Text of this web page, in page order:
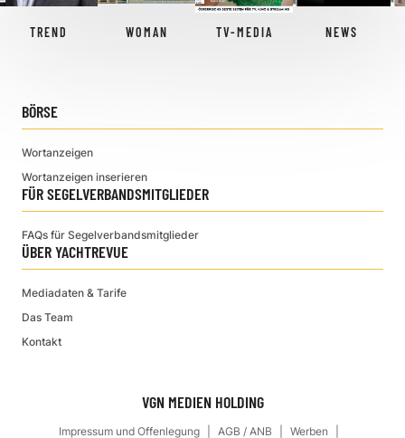
TREND WOMAN TV-MEDIA NEWS
BÖRSE
Wortanzeigen
Wortanzeigen inserieren
FÜR SEGELVERBANDSMITGLIEDER
FAQs für Segelverbandsmitglieder
ÜBER YACHTREVUE
Mediadaten & Tarife
Das Team
Kontakt
VGN MEDIEN HOLDING
Impressum und Offenlegung AGB / ANB Werben